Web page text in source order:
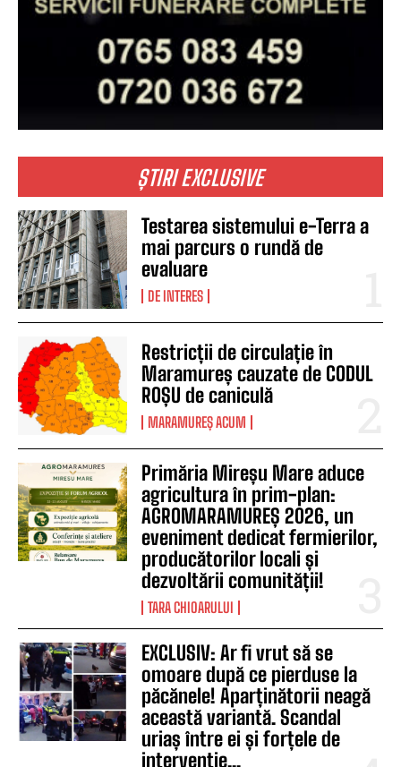
ȘTIRI EXCLUSIVE
Testarea sistemului e-Terra a
mai parcurs o rundă de
evaluare
DE INTERES
Restricții de circulație în
Maramureș cauzate de CODUL
ROȘU de caniculă
MARAMUREȘ ACUM
Primăria Mireșu Mare aduce
agricultura în prim-plan:
AGROMARAMUREȘ 2026, un
eveniment dedicat fermierilor,
producătorilor locali și
dezvoltării comunității!
TARA CHIOARULUI
EXCLUSIV: Ar fi vrut să se
omoare după ce pierduse la
păcănele! Aparținătorii neagă
această variantă. Scandal
uriaș între ei și forțele de
intervenție...